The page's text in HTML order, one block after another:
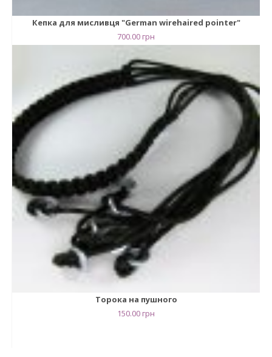
Кепка для мисливця "German wirehaired pointer"
700.00 грн
Торока на пушного
150.00 грн